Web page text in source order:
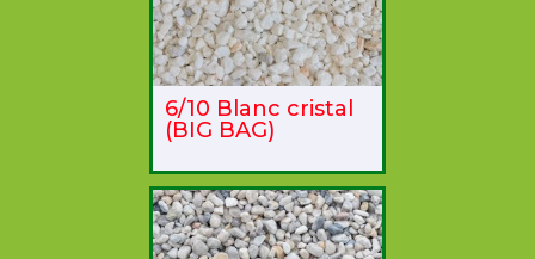
6/10 Blanc cristal
(BIG BAG)